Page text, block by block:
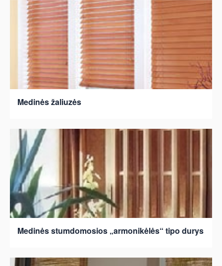
Medinės žaliuzės
Medinės stumdomosios „armonikėlės“ tipo durys